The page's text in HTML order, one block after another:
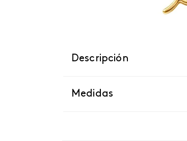
Descripción
Medidas